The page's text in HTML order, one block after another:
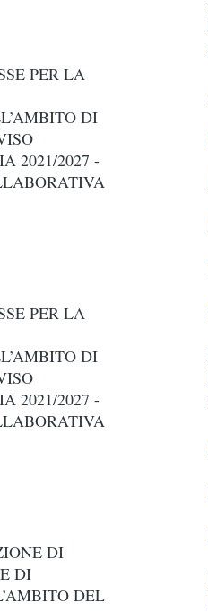
PER LA
DI
2021/2027 -
PER LA
DI
2021/2027 -
DI
DI
DEL